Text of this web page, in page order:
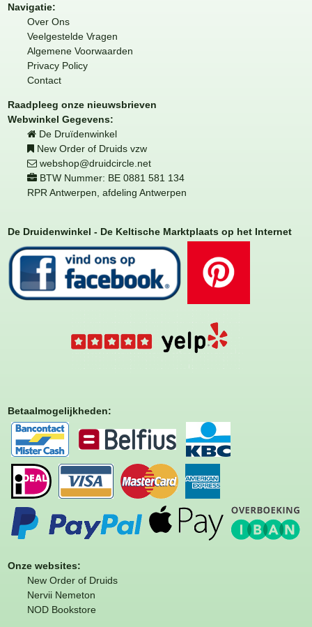
Navigatie:
Over Ons
Veelgestelde Vragen
Algemene Voorwaarden
Privacy Policy
Contact
Raadpleeg onze nieuwsbrieven
Webwinkel Gegevens:
De Druïdenwinkel
New Order of Druids vzw
webshop@druidcircle.net
BTW Nummer: BE 0881 581 134
RPR Antwerpen, afdeling Antwerpen
De Druidenwinkel - De Keltische Marktplaats op het Internet
Betaalmogelijkheden:
Onze websites:
New Order of Druids
Nervii Nemeton
NOD Bookstore